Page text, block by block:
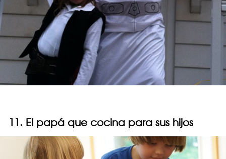
11. El papá que cocina para sus hijos